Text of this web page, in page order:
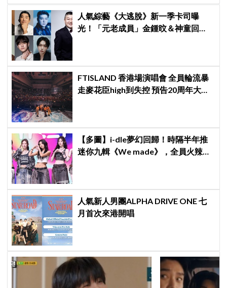
人氣綜藝《大逃脫》新一季卡司曝
光！「元老成員」金鍾旼＆神童回
FTISLAND 香港場演唱會 全員輪流暴
走麥花臣high到失控 預告20周年大計
【多圖】i-dle夢幻回歸！時隔半年推
迷你九輯《We made》，全員火辣現
人氣新人男團ALPHA DRIVE ONE 七
月首次來港開唱